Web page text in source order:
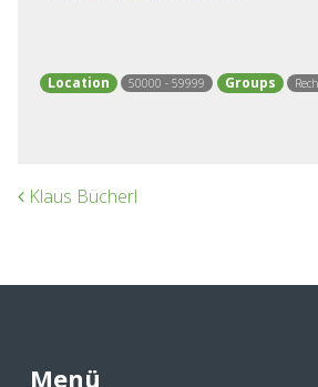
Location 50000 - 59999 Groups
Post navigation
Klaus Bücherl
Menü